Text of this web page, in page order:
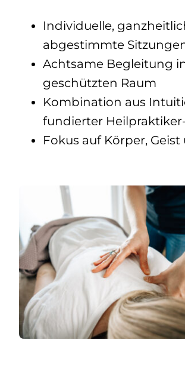
Individuelle,
abgestimmte
Achtsame Begleitung
geschützten Raum
Kombination aus
fundierter
Fokus auf Körper, Geist